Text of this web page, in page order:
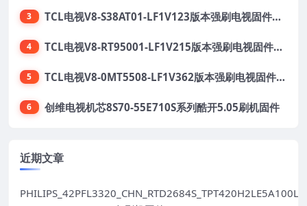
3 TCL电视V8-S38AT01-LF1V123版本强刷电视固件包下载
4 TCL电视V8-RT95001-LF1V215版本强刷电视固件包下载
5 TCL电视V8-0MT5508-LF1V362版本强刷电视固件包下载
6 创维电视机芯8S70-55E710S系列酷开5.05刷机固件
近期文章